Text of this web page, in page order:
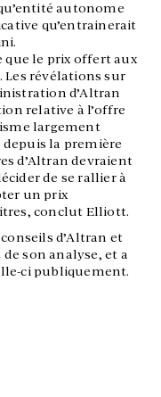
autonome
qu’entrainerait
le prix offert aux
Les révélations sur
d’Altran
relative à l’offre
largement
depuis la première
d’Altran devraient
de se rallier à
un prix
conclut Elliott.
d’Altran et
son analyse, et a
ci publiquement.